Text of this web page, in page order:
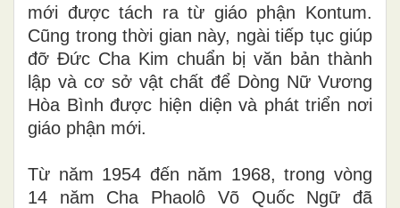
mới được tách ra từ giáo phận Kontum.
Cũng trong thời gian này, ngài tiếp tục giúp
đỡ Đức Cha Kim chuẩn bị văn bản thành
lập và cơ sở vật chất để Dòng Nữ Vương
Hòa Bình được hiện diện và phát triển nơi
giáo phận mới.
Từ năm 1954 đến năm 1968, trong vòng
14 năm Cha Phaolô Võ Quốc Ngữ đã